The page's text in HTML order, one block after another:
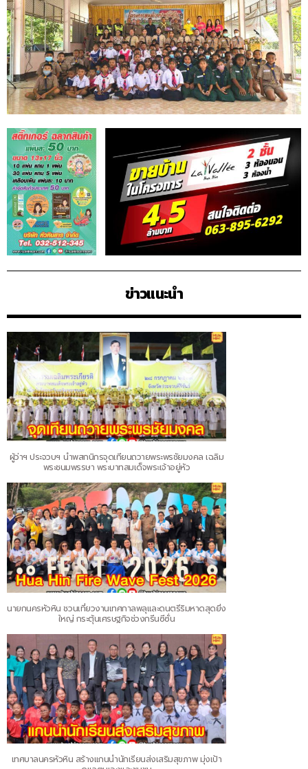
ข่าวแนะนำ
ผู้ว่าฯ ประจวบฯ นำพสกนิกรจุดเทียนถวายพระพรชัยมงคล เฉลิม
พระชนมพรรษา พระบาทสมเด็จพระเจ้าอยู่หัว
นายกนครหัวหิน ชวนเที่ยวงานเทศกาลพลุและดนตรีริมหาดสุดยิ่ง
ใหญ่ กระตุ้นเศรษฐกิจช่วงกรีนซีซั่น
เทศบาลนครหัวหิน สร้างแกนนำนักเรียนส่งเสริมสุขภาพ มุ่งเป้า